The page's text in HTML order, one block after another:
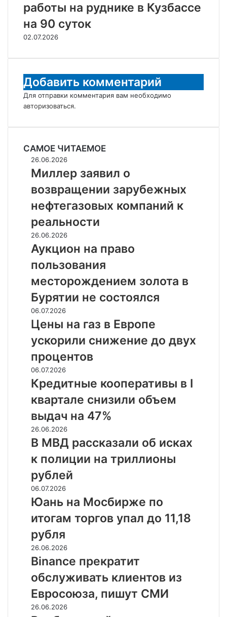
работы на руднике в Кузбассе
на 90 суток
02.07.2026
Добавить комментарий
Для отправки комментария вам необходимо
авторизоваться.
САМОЕ ЧИТАЕМОЕ
Миллер
заявил
возвращении
зарубежных
нефтегазовых
компаний
к
реальности
26.06.2026
Миллер заявил о
возвращении зарубежных
нефтегазовых компаний к
реальности
Аукцион
на
право
пользования
месторождением
золота
в
Бурятии
не
состоялся
26.06.2026
Аукцион на право
пользования
месторождением золота в
Бурятии не состоялся
Цены
на
газ
в
Европе
ускорили
снижение
до
двух
процентов
06.07.2026
Цены на газ в Европе
ускорили снижение до двух
процентов
Кредитные
кооперативы
квартале
снизили
объем
выдач
на
47%
06.07.2026
Кредитные кооперативы в I
квартале снизили объем
выдач на 47%
В
МВД
рассказали
об
исках
к
полиции
на
триллионы
рублей
26.06.2026
В МВД рассказали об исках
к полиции на триллионы
рублей
Юань
на
Мосбирже
по
итогам
торгов
упал
до
11,18
рубля
06.07.2026
Юань на Мосбирже по
итогам торгов упал до 11,18
рубля
Binance
прекратит
обслуживать
клиентов
из
Евросоюза,
пишут
26.06.2026
Binance прекратит
обслуживать клиентов из
Евросоюза, пишут СМИ
Внебиржевой
26.06.2026